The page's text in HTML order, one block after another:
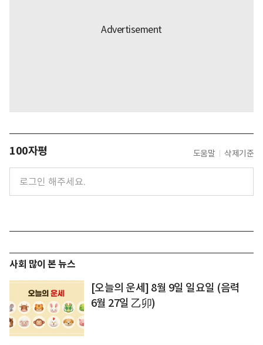
100자평 도움말 삭제기준
사회 많이 본 뉴스
[오늘의 운세] 8월 9일 일요일 (음력
6월 27일 乙卯)